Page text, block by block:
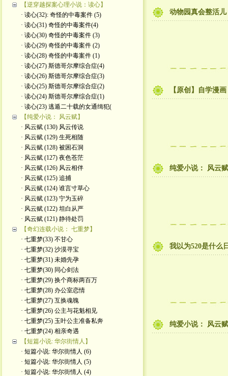
【逆穿越探案心理小说：读心】
· 读心(32): 奇怪的中毒案件 (5)
· 读心(31) 奇怪的中毒案件(4)
· 读心(30) 奇怪的中毒案件 (3)
· 读心(29) 奇怪的中毒案件 (2)
· 读心(28) 奇怪的中毒案件 (1)
· 读心(27) 斯德哥尔摩综合症(4)
· 读心(26) 斯德哥尔摩综合症(3)
· 读心(25) 斯德哥尔摩综合症(2)
· 读心(24) 斯德哥尔摩综合症(1)
· 读心(23) 逃遁二十载的女通缉犯(
【纯爱小说： 风云赋】
· 风云赋 (130) 风云传说
· 风云赋 (129) 生死相随
· 风云赋 (128) 被困石洞
· 风云赋 (127) 夜色苍茫
· 风云赋 (126) 风云相伴
· 风云赋 (125) 追捕
· 风云赋 (124) 谁言寸草心
· 风云赋 (123) 宁为玉碎
· 风云赋 (122) 坦白从严
· 风云赋 (121) 静待处罚
【奇幻连载小说： 七重梦】
· 七重梦(33) 不甘心
· 七重梦(32) 沙漠寻宝
· 七重梦(31) 未婚先孕
· 七重梦(30) 同心剑法
· 七重梦(29) 换个商标两百万
· 七重梦(28) 办公室恋情
· 七重梦(27) 互换魂魄
· 七重梦(26) 公主与花魁相见
· 七重梦(25) 玉叶公主准备私奔
· 七重梦(24) 相亲奇遇
【短篇小说: 华尔街情人】
· 短篇小说: 华尔街情人 (6)
· 短篇小说: 华尔街情人 (5)
· 短篇小说: 华尔街情人 (4)
动物园真会整活儿
【原创】自学漫画
纯爱小说： 风云
我以为520是什么
纯爱小说： 风云